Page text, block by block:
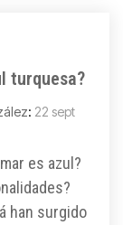
turquesa?
: 22 sept
es azul?
han surgido